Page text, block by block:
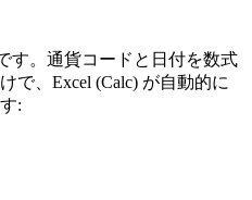
す。通貨コードと日付を数式
で、Excel (Calc) が自動的に
: